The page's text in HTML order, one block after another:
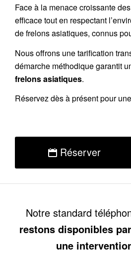
Face à la menace croissante
efficace tout en respectant
defrelons asiatiques, connus
Nous offrons unetarification
démarche méthodique garantit
frelons asiatiques.
Réservezdès à présent pour
Réserver
Notre standard
restons disponibles
une